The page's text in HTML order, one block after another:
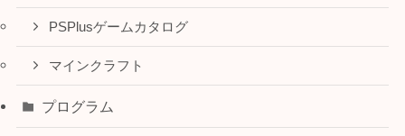
PSPlusゲームカタログ
マインクラフト
プログラム